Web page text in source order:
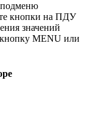
кнопки на ПДУ
значений
MENU или